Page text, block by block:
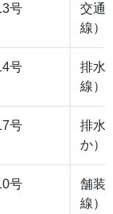
号
交通
線）
号
排水
線）
号
排水
か）
号
舗装
線）